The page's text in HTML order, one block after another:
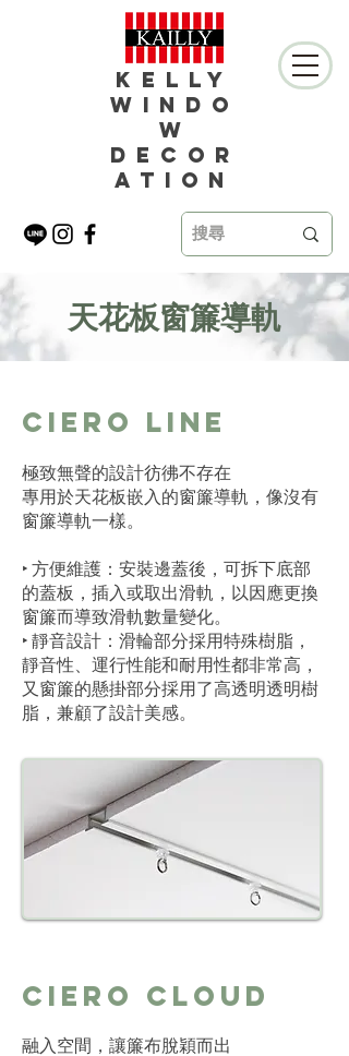
Kelly
Windo
w
Decor
ation
天花板窗簾導軌
Ciero Line
極致無聲的設計彷彿不存在
專用於天花板嵌入的窗簾導軌，像沒有
窗簾導軌一樣。
‣ 方便維護：安裝邊蓋後，可拆下底部
的蓋板，插入或取出滑軌，以因應更換
窗簾而導致滑軌數量變化。
‣ 靜音設計：滑輪部分採用特殊樹脂，
靜音性、運行性能和耐用性都非常高，
又窗簾的懸掛部分採用了高透明透明樹
脂，兼顧了設計美感。
Ciero Cloud
融入空間，讓簾布脫穎而出